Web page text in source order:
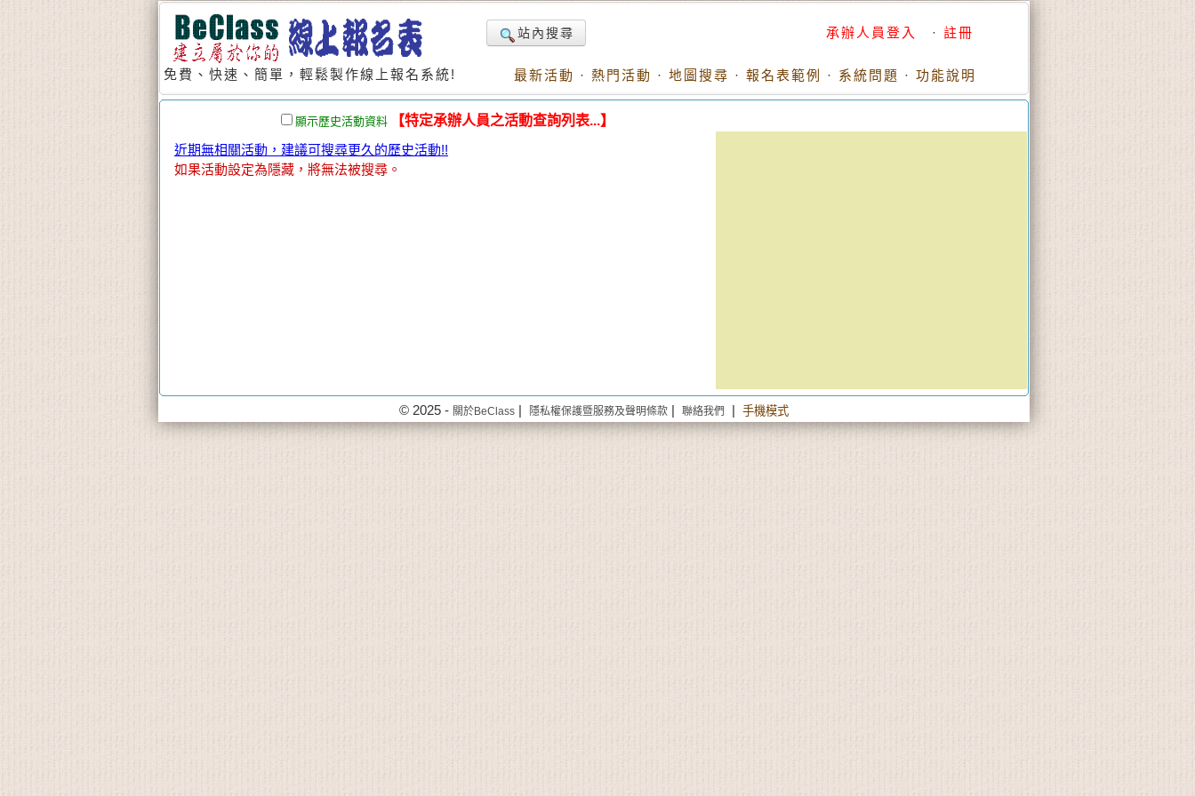
免費、快速、簡單，輕鬆製作線上報名系統!
站內搜尋 承辦人員登入 · 註冊
最新活動 · 熱門活動 · 地圖搜尋 · 報名表範例 · 系統問題 · 功能說明
顯示歷史活動資料
【特定承辦人員之活動查詢列表...】
近期無相關活動，建議可搜尋更久的歷史活動!!
如果活動設定為隱藏，將無法被搜尋。
© 2025 - 關於BeClass | 隱私權保護暨服務及聲明條款 | 聯絡我們 | 手機模式